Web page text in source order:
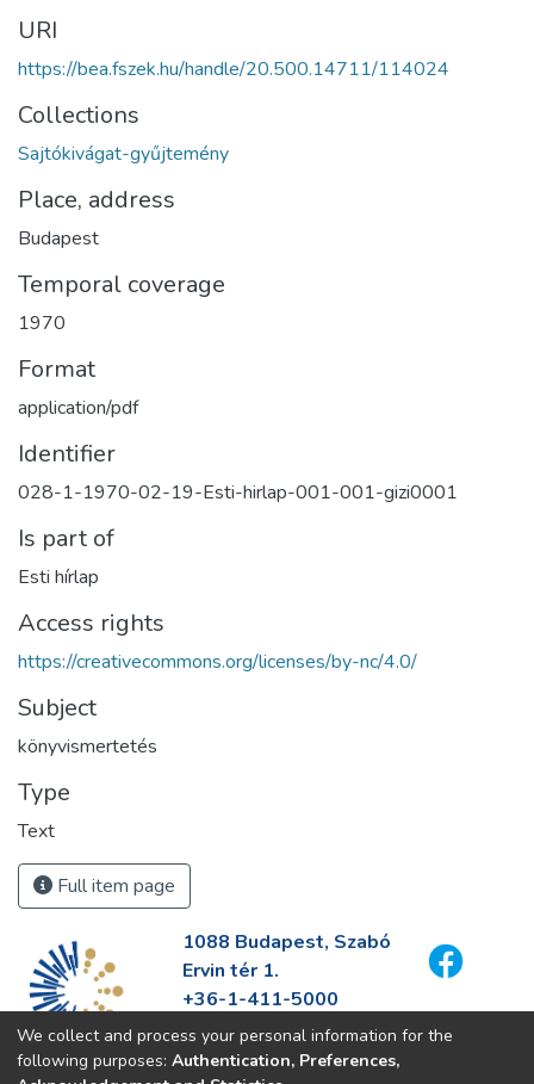
URI
https://bea.fszek.hu/handle/20.500.14711/114024
Collections
Sajtókivágat-gyűjtemény
Place, address
Budapest
Temporal coverage
1970
Format
application/pdf
Identifier
028-1-1970-02-19-Esti-hirlap-001-001-gizi0001
Is part of
Esti hírlap
Access rights
https://creativecommons.org/licenses/by-nc/4.0/
Subject
könyvismertetés
Type
Text
Full item page
1088 Budapest, Szabó
Ervin tér 1.
+36-1-411-5000
info@fszek.hu
https://fszek.hu
We collect and process your personal information for the
following purposes: Authentication, Preferences,